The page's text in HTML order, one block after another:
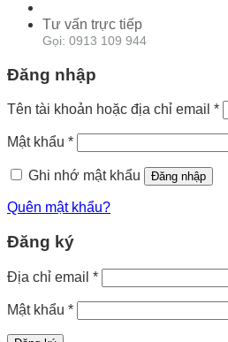
Tư vấn trực tiếp
Gọi: 0913 109 944
Đăng nhập
Tên tài khoản hoặc địa chỉ email *
Mật khẩu *
Ghi nhớ mật khẩu Đăng nhập
Quên mật khẩu?
Đăng ký
Địa chỉ email *
Mật khẩu *